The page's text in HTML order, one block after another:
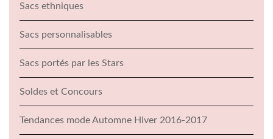
Sacs ethniques
Sacs personnalisables
Sacs portés par les Stars
Soldes et Concours
Tendances mode Automne Hiver 2016-2017